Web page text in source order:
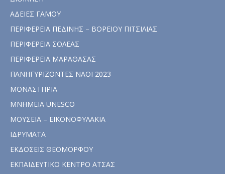
ΑΔΕΙΕΣ ΓΑΜΟΥ
ΠΕΡΙΦΕΡΕΙΑ ΠΕΔΙΝΗΣ – ΒΟΡΕΙΟΥ ΠΙΤΣΙΛΙΑΣ
ΠΕΡΙΦΕΡΕΙΑ ΣΟΛΕΑΣ
ΠΕΡΙΦΕΡΕΙΑ ΜΑΡΑΘΑΣΑΣ
ΠΑΝΗΓΥΡΙΖΟΝΤΕΣ ΝΑΟΙ 2023
ΜΟΝΑΣΤΗΡΙΑ
ΜΝΗΜΕΙΑ UNESCO
ΜΟΥΣΕΙΑ – ΕΙΚΟΝΟΦΥΛΑΚΙΑ
ΙΔΡΥΜΑΤΑ
ΕΚΔΟΣΕΙΣ ΘΕΟΜΟΡΦΟΥ
ΕΚΠΑΙΔΕΥΤΙΚΟ ΚΕΝΤΡΟ ΑΤΣΑΣ